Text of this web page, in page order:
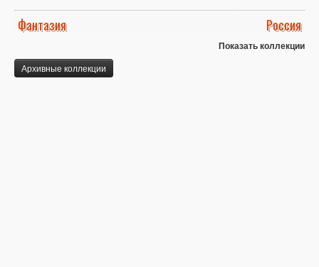
Фантазия Россия
Показать коллекции
Архивные коллекции